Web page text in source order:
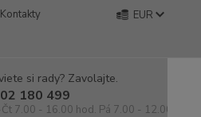
Kontakty
EUR
si rady? Zavolajte.
180 499
7.00 - 16.00 hod. Pá 7.00 - 12.00 hod.